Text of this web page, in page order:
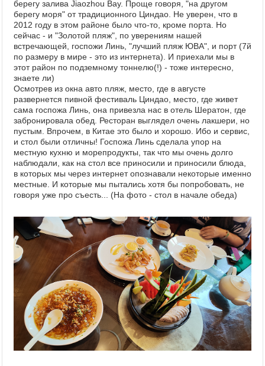
берегу залива Jiaozhou Bay. Проще говоря, "на другом
берегу моря" от традиционного Циндао. Не уверен, что в
2012 году в этом районе было что-то, кроме порта. Но
сейчас - и "Золотой пляж", по уверениям нашей
встречающей, госпожи Линь, "лучший пляж ЮВА", и порт (7й
по размеру в мире - это из интернета). И приехали мы в
этот район по подземному тоннелю(!) - тоже интересно,
знаете ли)
Осмотрев из окна авто пляж, место, где в августе
развернется пивной фестиваль Циндао, место, где живет
сама госпожа Линь, она привезла нас в отель Шератон, где
забронировала обед. Ресторан выглядел очень лакшери, но
пустым. Впрочем, в Китае это было и хорошо. Ибо и сервис,
и стол были отличны! Госпожа Линь сделала упор на
местную кухню и морепродукты, так что мы очень долго
наблюдали, как на стол все приносили и приносили блюда,
в которых мы через интернет опознавали некоторые именно
местные. И которые мы пытались хотя бы попробовать, не
говоря уже про съесть... (На фото - стол в начале обеда)